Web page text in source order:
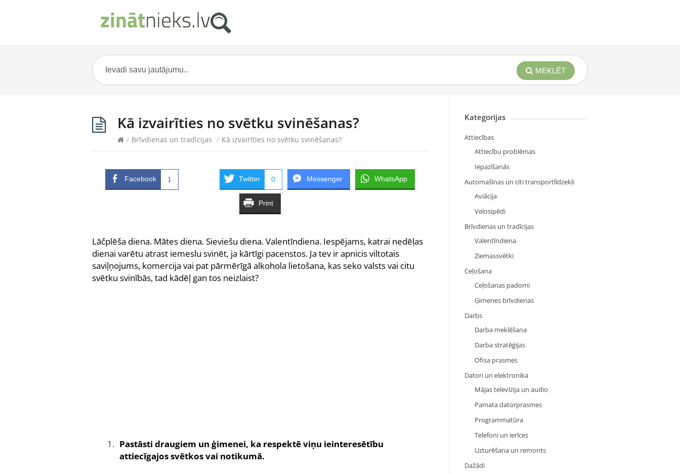
MEKLĒT
Kā izvairīties no svētku svinēšanas?
/ Brīvdienas un tradīcijas / Kā izvairīties no svētku svinēšanas?
Facebook 1 Twitter 0 Messenger WhatsApp
Print
Lāčplēša diena. Mātes diena. Sieviešu diena. Valentīndiena. Iespējams, katrai nedēļas
dienai varētu atrast iemeslu svinēt, ja kārtīgi pacenstos. Ja tev ir apnicis viltotais
saviļņojums, komercija vai pat pārmērīgā alkohola lietošana, kas seko valsts vai citu
svētku svinībās, tad kādēļ gan tos neizlaist?
Pastāsti draugiem un ģimenei, ka respektē viņu ieinteresētību
attiecīgajos svētkos vai notikumā.
Kategorijas
Attiecības
Attiecību problēmas
Iepazīšanās
Automašīnas un citi transportlīdzekļi
Aviācija
Velosipēdi
Brīvdienas un tradīcijas
Valentīndiena
Ziemassvētki
Ceļošana
Ceļošanas padomi
Ģimenes brīvdienas
Darbs
Darba meklēšana
Darba stratēģijas
Ofisa prasmes
Datori un elektronika
Mājas televīzija un audio
Pamata datorprasmes
Programmatūra
Telefoni un ierīces
Uzturēšana un remonts
Dažādi